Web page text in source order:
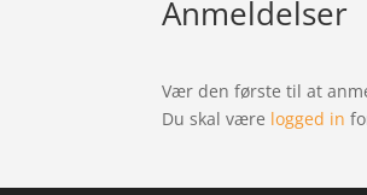
Anmeldelser
Vær den første til at
Du skal være logged in